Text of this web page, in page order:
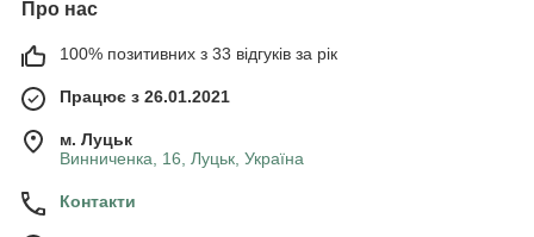
Про нас
100% позитивних з 33 відгуків за рік
Працює з 26.01.2021
м. Луцьк
Винниченка, 16, Луцьк, Україна
Контакти